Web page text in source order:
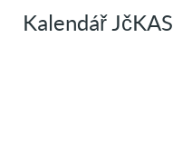
Kalendář JčKAS